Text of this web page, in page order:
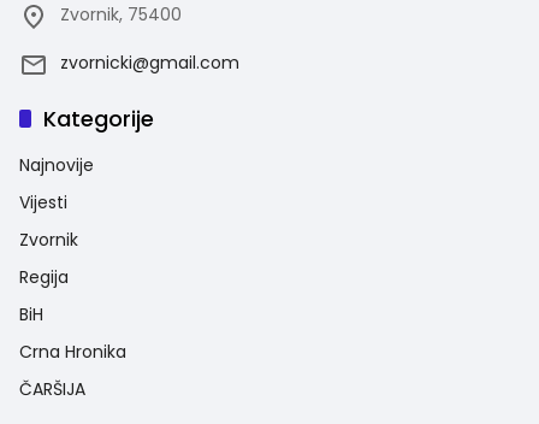
Zvornik, 75400
zvornicki@gmail.com
Kategorije
Najnovije
Vijesti
Zvornik
Regija
BiH
Crna Hronika
ČARŠIJA